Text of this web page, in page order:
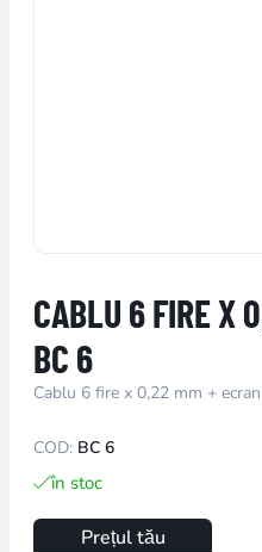
CABLU 6 FIRE X
BC 6
Cablu 6 fire x 0,22 mm + ecran
COD: BC 6
în stoc
Prețul tău